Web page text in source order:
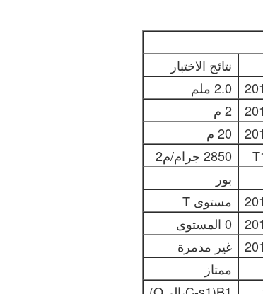
نتائج الاختبار
2.0 ملم
2 م
20 م
2850 جرام/م2
بور
مستوى T
0 المستوى
غير مدمرة
ممتاز